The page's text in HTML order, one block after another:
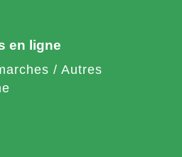
en ligne
/ Autres